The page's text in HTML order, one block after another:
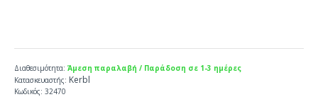
Διαθεσιμότητα: Άμεση παραλαβή / Παράδοση σε 1-3 ημέρες
Κατασκευαστής: Kerbl
Κωδικός: 32470